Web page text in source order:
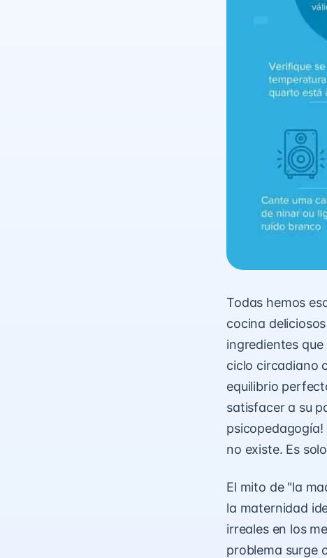
Todas hemos
cocina
ingredientes
ciclo circadiano
equilibrio
satisfacer a su
no existe. Es
El mito de "la
la maternidad
irreales en los
problema surge